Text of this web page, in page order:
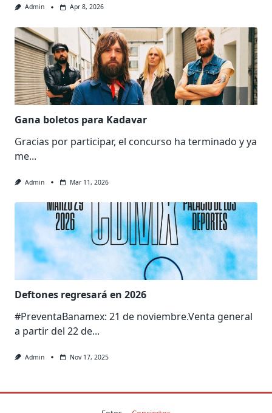
Admin Apr 8, 2026
Gana boletos para Kadavar
Gracias por participar, el concurso ha terminado y ya
me...
Admin Mar 11, 2026
Deftones regresará en 2026
#PreventaBanamex: 21 de noviembre.Venta general
a partir del 22 de...
Admin Nov 17, 2025